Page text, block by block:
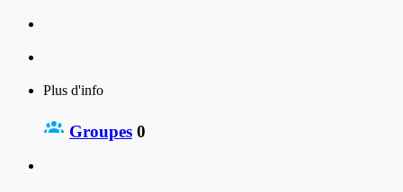
Plus d'info
Groupes 0